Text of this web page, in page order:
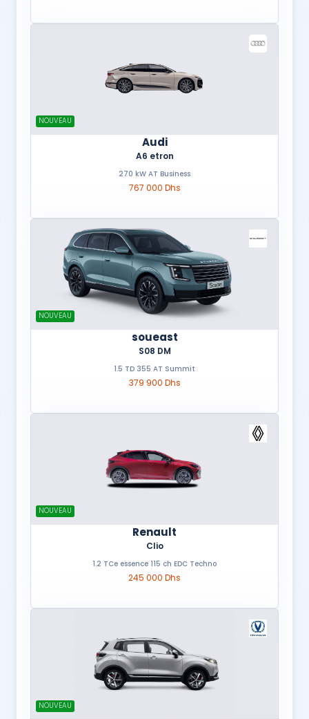
NOUVEAU
Audi
A6 etron
270 kW AT Business
767 000 Dhs
NOUVEAU
soueast
S08 DM
1.5 TD 355 AT Summit
379 900 Dhs
NOUVEAU
Renault
Clio
1.2 TCe essence 115 ch EDC Techno
245 000 Dhs
NOUVEAU